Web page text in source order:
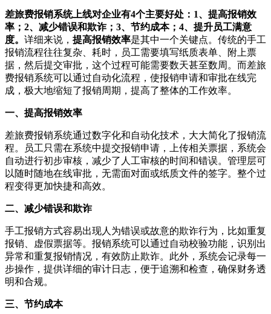
差旅费报销系统上线对企业有4个主要好处：1、提高报销效
率；2、减少错误和欺诈；3、节约成本；4、提升员工满意
度。 详细来说， 提高报销效率是其中一个关键点。传统的手工
报销流程往往复杂、耗时，员工需要填写纸质表单、附上票
据，然后提交审批，这个过程可能需要数天甚至数周。而差旅
费报销系统可以通过自动化流程，使报销申请和审批在线完
成，极大地缩短了报销周期，提高了整体的工作效率。
一、提高报销效率
差旅费报销系统通过数字化和自动化技术，大大简化了报销流
程。员工只需在系统中提交报销申请，上传相关票据，系统会
自动进行初步审核，减少了人工审核的时间和错误。管理层可
以随时随地在线审批，无需面对面或纸质文件的签字。整个过
程变得更加快捷和高效。
二、减少错误和欺诈
手工报销方式容易出现人为错误或故意的欺诈行为，比如重复
报销、虚假票据等。报销系统可以通过自动校验功能，识别出
异常和重复报销情况，有效防止欺诈。此外，系统会记录每一
步操作，提供详细的审计日志，便于追溯和检查，确保财务透
明和合规。
三、节约成本